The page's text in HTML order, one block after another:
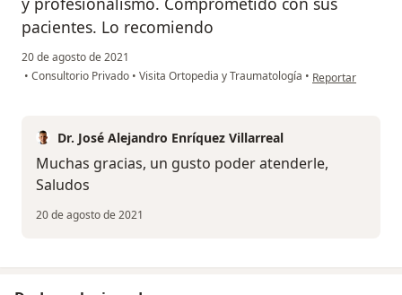
pacientes. Lo recomiendo
20 de agosto de 2021
• Consultorio Privado • Visita Ortopedia y Traumatología • en opinión del
Reportar
Dr. José Alejandro Enríquez Villarreal
Muchas gracias, un gusto poder atenderle,
Saludos
20 de agosto de 2021